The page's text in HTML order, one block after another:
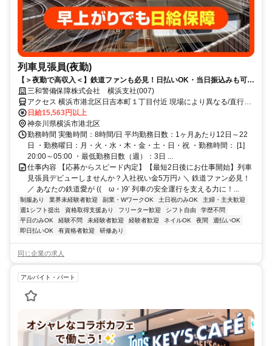
列車見張員(夜勤)
【＞夜勤で高収入＜】鉄道ファンも必見！日払いOK・当日振込みも可能
♪
三和警備保障株式会社 横浜支社(007)
アクセス 横浜市港北区日吉本町１丁目付近 現場により異なる/直行直
帰/勤務地相談可 ■週3日～■電話面接
日給15,563円以上
神奈川県横浜市港北区
勤務時間 実働時間：8時間/日 平均勤務日数：1ヶ月あたり12日～22
日 ・勤務曜日：月・火・水・木・金・土・日・祝 ・勤務時間： [1]
20:00～05:00 ・最低勤務日数（週）：3日 ...
仕事内容 【応募からスピード内定】【最短2日後にお仕事開始】列車
見張員デビューしませんか？入社祝い金5万円♪ ＼ 鉄道ファン必見！
／ あなたの鉄道愛が ((ゝω・)9’ 列車の安全運行を支える力に！...
制服あり 業界未経験者歓迎 副業・WワークOK 土日祝のみOK
主婦・主夫歓迎
週1シフト提出
資格取得支援あり フリーター歓迎 シフト自由
学歴不問
平日のみOK
経験不問 未経験者歓迎 経験者歓迎 ネイルOK 夜間
週払いOK
即日払いOK
有資格者歓迎 研修あり
同じ企業の求人
アルバイト・パート